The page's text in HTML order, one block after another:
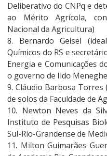
Deliberativo do CNPq e
ao Mérito Agrícola,
Nacional da Agricultura)
8. Bernardo Geisel
Químicos do RS e
Energia e Comunicações
o governo de Ildo
9. Cláudio Barbosa Torres
de solos da Faculdade de
10. Newton Neves da
Instituto de Pesquisas
Sul-Rio-Grandense de
11. Milton Guimarães